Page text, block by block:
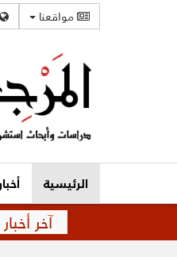
مواقعنا
الرئيسية
آخر أخبارمتوترة تفرضها